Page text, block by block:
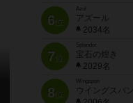
6位
Azul
アズール
2034名
7位
宝石の煌き
2029名
8位
Wingspan
ウイングスパン